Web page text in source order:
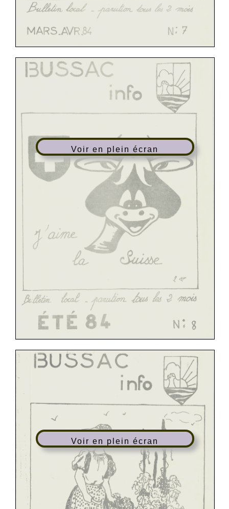
Voir en plein écran
Voir en plein écran